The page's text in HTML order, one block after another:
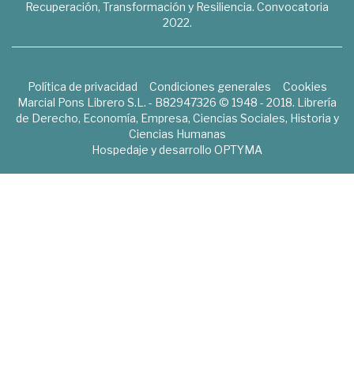
Recuperación, Transformación y Resiliencia. Convocatoria
2022.
Política de privacidad Condiciones generales
Cookies
Marcial Pons Librero S.L. - B82947326 © 1948 - 2018. Librería
de Derecho, Economía, Empresa, Ciencias Sociales, Historia y
Ciencias Humanas
Hospedaje y desarrollo OPTYMA